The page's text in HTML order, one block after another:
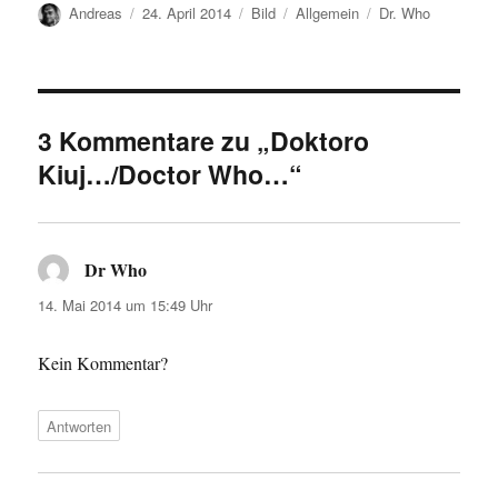
Autor
Andreas
Veröffentlicht
24. April 2014 Format
Bild Kategorien
Allgemein Schlagwörter
Dr. Who
3 Kommentare zu „Doktoro
Kiuj…/Doctor Who…“
Dr Who
14. Mai 2014 um 15:49 Uhr
Kein Kommentar?
Antworten